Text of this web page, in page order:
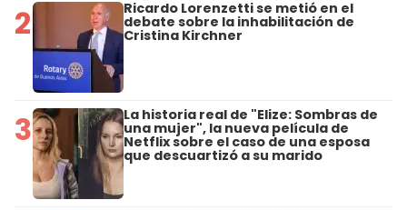
2 Ricardo Lorenzetti se metió en el
debate sobre la inhabilitación de
Cristina Kirchner
3 La historia real de "Elize: Sombras de
una mujer", la nueva película de
Netflix sobre el caso de una esposa
que descuartizó a su marido